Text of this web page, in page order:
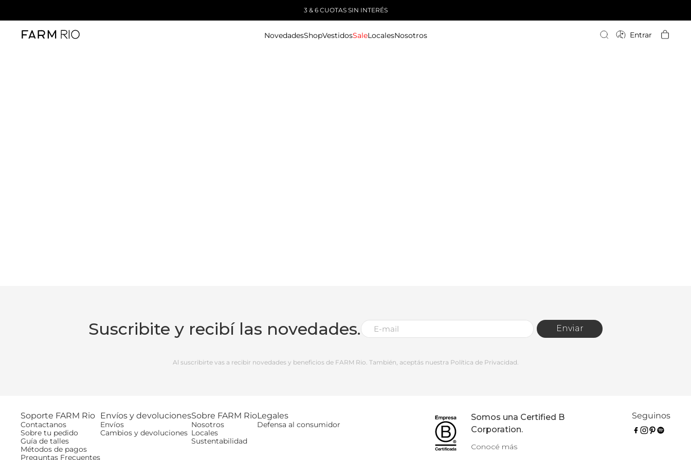
3 & 6 CUOTAS SIN INTERÉS
NovedadesShopVestidosSaleLocalesNosotros Entrar
Suscribite y recibí las novedades. Enviar
Al suscribirte vas a recibir novedades y beneficios de FARM Rio. También, aceptás nuestra Política de Privacidad.
Soporte FARM Rio
Contactanos
Sobre tu pedido
Guía de talles
Métodos de pagos
Preguntas Frecuentes
Envíos y devoluciones
Envíos
Cambios y devoluciones
Sobre FARM Rio
Nosotros
Locales
Sustentabilidad
Legales
Defensa al consumidor
Somos una Certified B
Corporation.
Conocé más
Seguinos